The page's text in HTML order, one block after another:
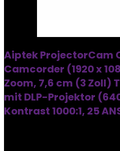
Aiptek ProjectorCam
Camcorder (1920 x
Zoom, 7,6 cm (3 Zoll)
mit DLP-Projektor
Kontrast 1000:1, 25